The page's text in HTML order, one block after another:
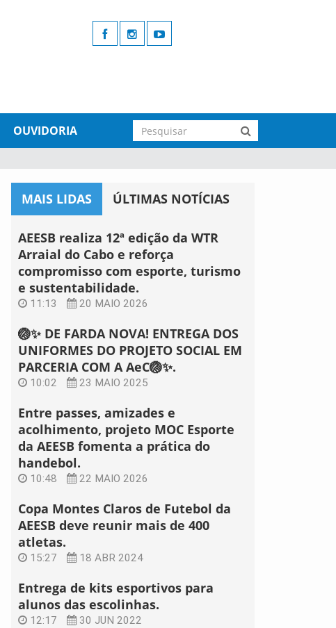
OUVIDORIA
MAIS LIDAS ÚLTIMAS NOTÍCIAS
AEESB realiza 12ª edição da WTR
Arraial do Cabo e reforça
compromisso com esporte, turismo
e sustentabilidade.
11:13 20 MAIO 2026
🏐✨ DE FARDA NOVA! ENTREGA DOS
UNIFORMES DO PROJETO SOCIAL EM
PARCERIA COM A AeC🏐✨.
10:02 23 MAIO 2025
Entre passes, amizades e
acolhimento, projeto MOC Esporte
da AEESB fomenta a prática do
handebol.
10:48 22 MAIO 2026
Copa Montes Claros de Futebol da
AEESB deve reunir mais de 400
atletas.
15:27 18 ABR 2024
Entrega de kits esportivos para
alunos das escolinhas.
12:17 30 JUN 2022